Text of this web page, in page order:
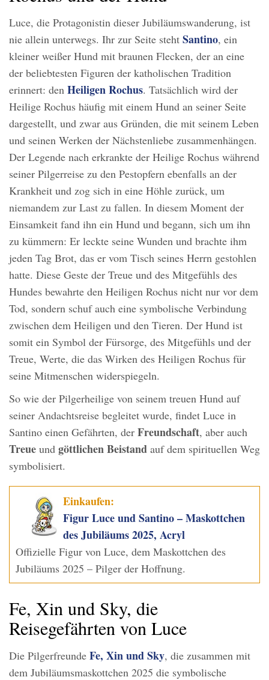
Luce, die Protagonistin dieser Jubiläumswanderung, ist
nie allein unterwegs. Ihr zur Seite steht Santino, ein
kleiner weißer Hund mit braunen Flecken, der an eine
der beliebtesten Figuren der katholischen Tradition
erinnert: den Heiligen Rochus. Tatsächlich wird der
Heilige Rochus häufig mit einem Hund an seiner Seite
dargestellt, und zwar aus Gründen, die mit seinem Leben
und seinen Werken der Nächstenliebe zusammenhängen.
Der Legende nach erkrankte der Heilige Rochus während
seiner Pilgerreise zu den Pestopfern ebenfalls an der
Krankheit und zog sich in eine Höhle zurück, um
niemandem zur Last zu fallen. In diesem Moment der
Einsamkeit fand ihn ein Hund und begann, sich um ihn
zu kümmern: Er leckte seine Wunden und brachte ihm
jeden Tag Brot, das er vom Tisch seines Herrn gestohlen
hatte. Diese Geste der Treue und des Mitgefühls des
Hundes bewahrte den Heiligen Rochus nicht nur vor dem
Tod, sondern schuf auch eine symbolische Verbindung
zwischen dem Heiligen und den Tieren. Der Hund ist
somit ein Symbol der Fürsorge, des Mitgefühls und der
Treue, Werte, die das Wirken des Heiligen Rochus für
seine Mitmenschen widerspiegeln.
So wie der Pilgerheilige von seinem treuen Hund auf
seiner Andachtsreise begleitet wurde, findet Luce in
Santino einen Gefährten, der Freundschaft, aber auch
Treue und göttlichen Beistand auf dem spirituellen Weg
symbolisiert.
Einkaufen:
Figur Luce und Santino – Maskottchen
des Jubiläums 2025, Acryl
Offizielle Figur von Luce, dem Maskottchen des
Jubiläums 2025 – Pilger der Hoffnung.
Fe, Xin und Sky, die
Reisegefährten von Luce
Die Pilgerfreunde Fe, Xin und Sky, die zusammen mit
dem Jubiläumsmaskottchen 2025 die symbolische